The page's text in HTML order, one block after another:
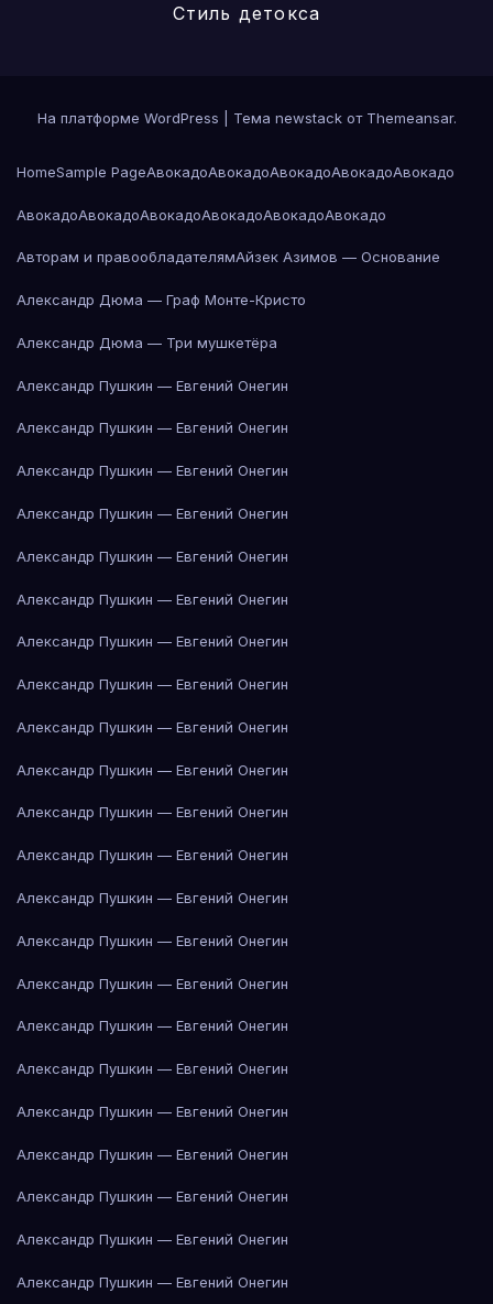
Стиль детокса
На платформе WordPress Тема newstack от Themeansar.
HomeSample PageАвокадоАвокадоАвокадоАвокадоАвокадо
АвокадоАвокадоАвокадоАвокадоАвокадоАвокадо
Авторам и правообладателямАйзек Азимов — Основание
Александр Дюма — Граф Монте-Кристо
Александр Дюма — Три мушкетёра
Александр Пушкин — Евгений Онегин
Александр Пушкин — Евгений Онегин
Александр Пушкин — Евгений Онегин
Александр Пушкин — Евгений Онегин
Александр Пушкин — Евгений Онегин
Александр Пушкин — Евгений Онегин
Александр Пушкин — Евгений Онегин
Александр Пушкин — Евгений Онегин
Александр Пушкин — Евгений Онегин
Александр Пушкин — Евгений Онегин
Александр Пушкин — Евгений Онегин
Александр Пушкин — Евгений Онегин
Александр Пушкин — Евгений Онегин
Александр Пушкин — Евгений Онегин
Александр Пушкин — Евгений Онегин
Александр Пушкин — Евгений Онегин
Александр Пушкин — Евгений Онегин
Александр Пушкин — Евгений Онегин
Александр Пушкин — Евгений Онегин
Александр Пушкин — Евгений Онегин
Александр Пушкин — Евгений Онегин
Александр Пушкин — Евгений Онегин